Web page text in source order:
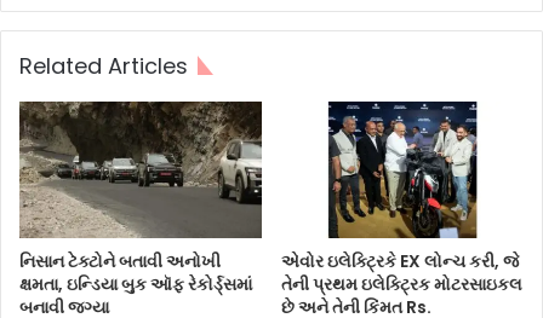
Related Articles
નિસાન ટેક્ટોને બતાવી અનોખી
ક્ષમતા, ઇન્ડિયા બુક ઑફ રેકોર્ડ્સમાં
બનાવી જગ્યા
એવોર ઇલેક્ટ્રિકે EX લોન્ચ કરી, જે
તેની પ્રથમ ઇલેક્ટ્રિક મોટરસાઇકલ
છે અને તેની કિંમત Rs.